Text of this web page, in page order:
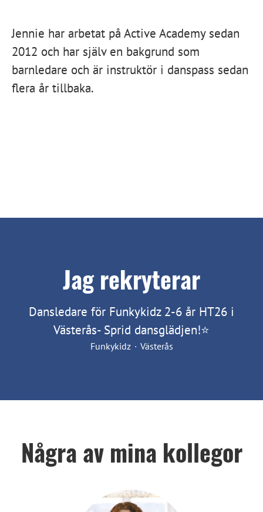
Jennie har arbetat på Active Academy sedan
2012 och har själv en bakgrund som
barnledare och är instruktör i danspass sedan
flera år tillbaka.
Jag rekryterar
Dansledare för Funkykidz 2-6 år HT26 i
Västerås- Sprid dansglädjen!⭐
Funkykidz · Västerås
Några av mina kollegor